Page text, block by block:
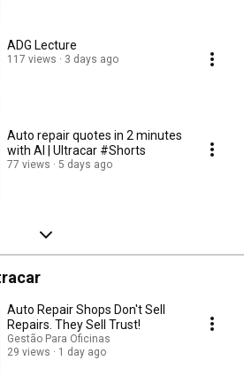
ADG Lecture
117 views 3 days ago
Auto repair quotes in 2 minutes
with AI | Ultracar #Shorts
77 views 5 days ago
Auto Repair Shops Don't Sell
Repairs. They Sell Trust!
Gestão Para Oficinas
29 views
1 day ago